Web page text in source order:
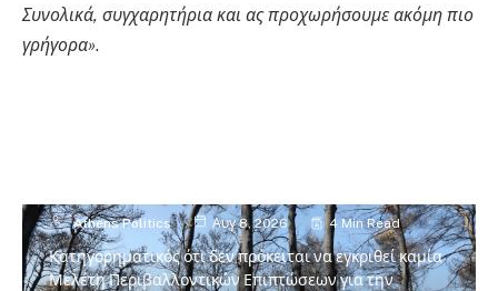
Συνολικά, συγχαρητήρια και ας προχωρήσουμε ακόμη πιο
γρήγορα».
Πολιτική
Χαρδαλιάς: Καμία
Athens Politics Αυγ 8, 2026 4 Min Read
Κατηγορηματικός ότι δεν πρόκειται να εγκριθεί καμία
Μελέτη Περιβαλλοντικών Επιπτώσεων για την